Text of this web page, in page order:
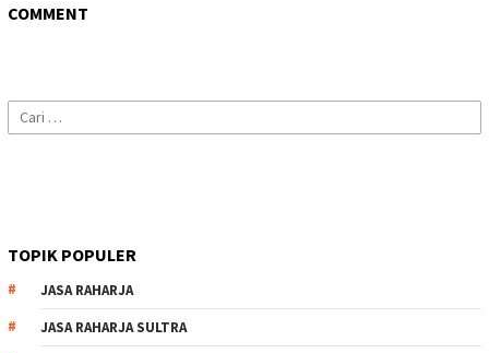
COMMENT
Cari
untuk:
TOPIK POPULER
JASA RAHARJA
JASA RAHARJA SULTRA